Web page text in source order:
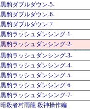
黒豹ダブルダウン-5-
黒豹ダブルダウン-6-
黒豹ダブルダウン-7-
黒豹ラッシュダンシング-1-
黒豹ラッシュダンシング-2-
黒豹ラッシュダンシング-3-
黒豹ラッシュダンシング-4-
黒豹ラッシュダンシング-5-
黒豹ラッシュダンシング-6-
黒豹ラッシュダンシング-7-
暗殺者村雨龍 殺神操作編